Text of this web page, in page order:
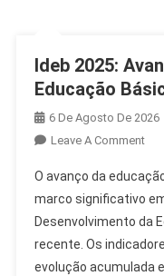
Ideb 2025:
Educação
6 De Agosto De 2026
Leave A CommentOn
Da
O avanço da
marco significativo
Desenvolvimento da
recente. Os
evolução acumulada